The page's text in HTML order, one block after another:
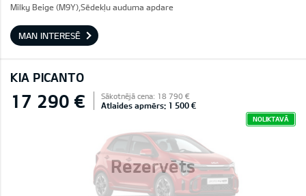
Milky Beige (M9Y),Sēdekļu auduma apdare
MAN INTERESĒ
KIA PICANTO
Rezervēts
17 290 € Sākotnējā cena: 18 790 €
Atlaides apmērs: 1 500 €
NOLIKTAVĀ